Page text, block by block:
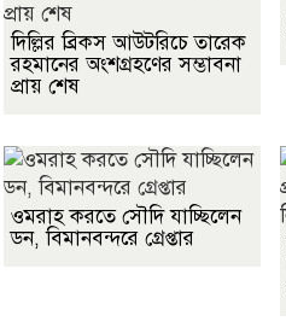
দিল্লির ব্রিকস আউটরিচে তারেক
রহমানের অংশগ্রহণের সম্ভাবনা
প্রায় শেষ
ওমরাহ করতে সৌদি যাচ্ছিলেন
ডন, বিমানবন্দরে গ্রেপ্তার